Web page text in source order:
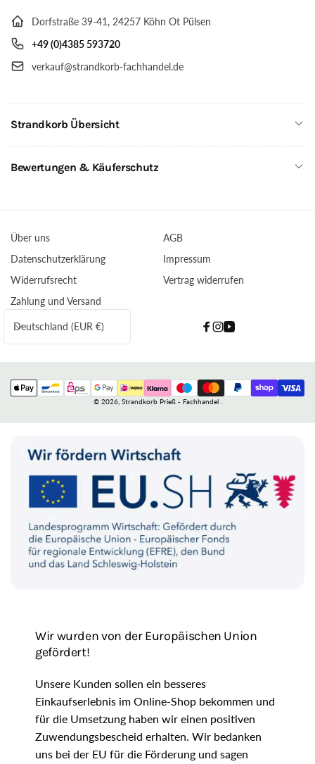
Dorfstraße 39-41, 24257 Köhn Ot Pülsen
+49 (0)4385 593720
verkauf@strandkorb-fachhandel.de
Strandkorb Übersicht
Bewertungen & Käuferschutz
Über uns
AGB
Datenschutzerklärung
Impressum
Widerrufsrecht
Vertrag widerrufen
Zahlung und Versand
L
a
n
d
/
Deutschland (EUR €)
Facebook
Instagram
YouTube
Zahlungsmethoden
© 2026, Strandkorb Prieß - Fachhandel
Wir wurden von der Europäischen Union
gefördert!
Unsere Kunden sollen ein besseres
Einkaufserlebnis im Online-Shop bekommen und
für die Umsetzung haben wir einen positiven
Zuwendungsbescheid erhalten. Wir bedanken
uns bei der EU für die Förderung und sagen